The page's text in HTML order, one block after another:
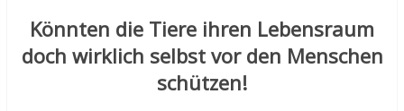
Könnten die Tiere ihren Lebensraum
doch wirklich selbst vor den Menschen
schützen!